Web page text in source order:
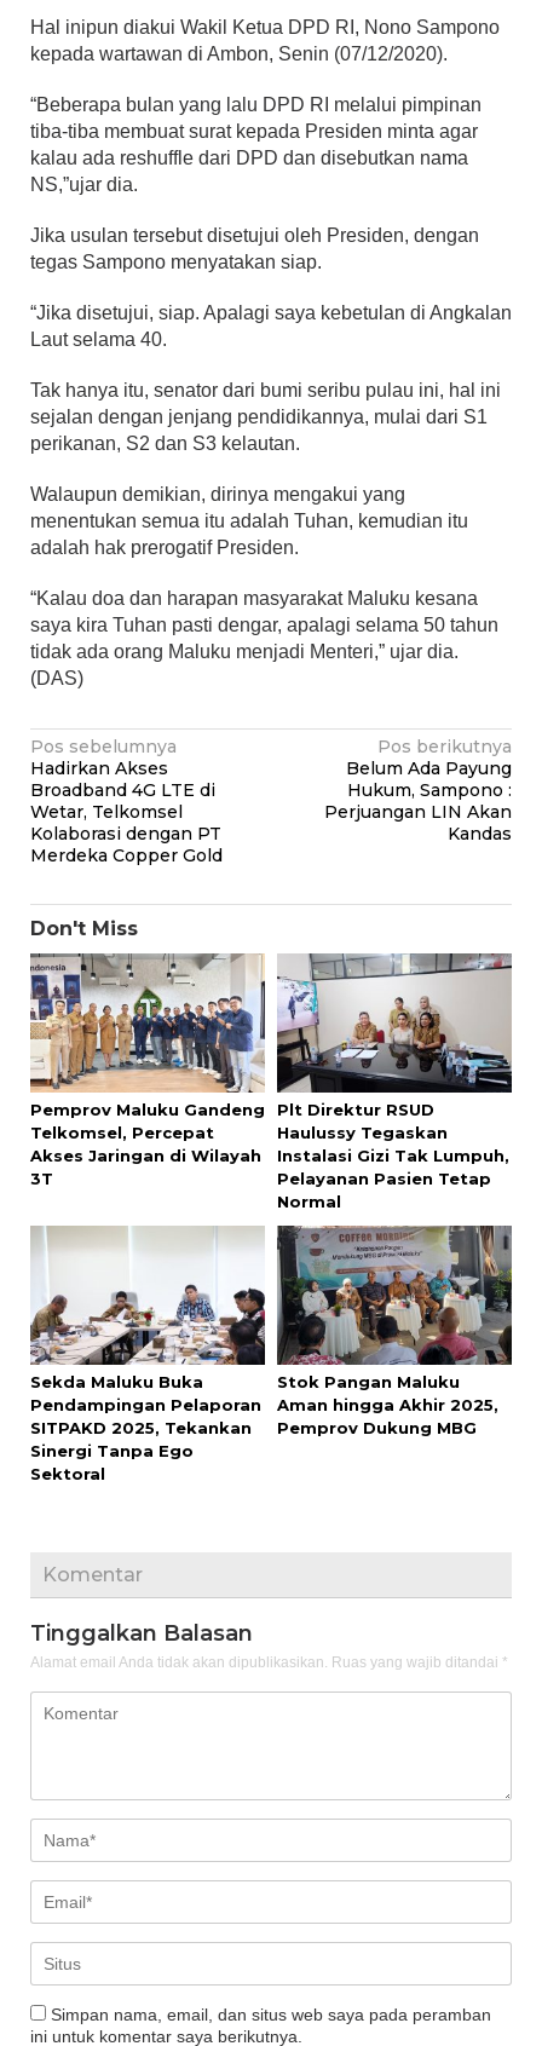
Hal inipun diakui Wakil Ketua DPD RI, Nono Sampono
kepada wartawan di Ambon, Senin (07/12/2020).
“Beberapa bulan yang lalu DPD RI melalui pimpinan
tiba-tiba membuat surat kepada Presiden minta agar
kalau ada reshuffle dari DPD dan disebutkan nama
NS,”ujar dia.
Jika usulan tersebut disetujui oleh Presiden, dengan
tegas Sampono menyatakan siap.
“Jika disetujui, siap. Apalagi saya kebetulan di Angkalan
Laut selama 40.
Tak hanya itu, senator dari bumi seribu pulau ini, hal ini
sejalan dengan jenjang pendidikannya, mulai dari S1
perikanan, S2 dan S3 kelautan.
Walaupun demikian, dirinya mengakui yang
menentukan semua itu adalah Tuhan, kemudian itu
adalah hak prerogatif Presiden.
“Kalau doa dan harapan masyarakat Maluku kesana
saya kira Tuhan pasti dengar, apalagi selama 50 tahun
tidak ada orang Maluku menjadi Menteri,” ujar dia.
(DAS)
Navigasi
pos
Pos sebelumnya
Hadirkan Akses
Broadband 4G LTE di
Wetar, Telkomsel
Kolaborasi dengan PT
Merdeka Copper Gold
Pos berikutnya
Belum Ada Payung
Hukum, Sampono :
Perjuangan LIN Akan
Kandas
Don't Miss
Pemprov Maluku Gandeng
Telkomsel, Percepat
Akses Jaringan di Wilayah
3T
Plt Direktur RSUD
Haulussy Tegaskan
Instalasi Gizi Tak Lumpuh,
Pelayanan Pasien Tetap
Normal
Sekda Maluku Buka
Pendampingan Pelaporan
SITPAKD 2025, Tekankan
Sinergi Tanpa Ego
Sektoral
Stok Pangan Maluku
Aman hingga Akhir 2025,
Pemprov Dukung MBG
Komentar
Tinggalkan Balasan
Alamat email Anda tidak akan dipublikasikan. Ruas yang wajib ditandai *
Simpan nama, email, dan situs web saya pada peramban
ini untuk komentar saya berikutnya.